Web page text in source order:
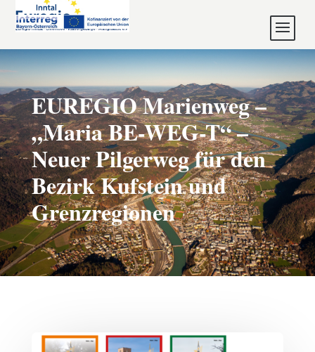
EUREGIO Marienweg –
„Maria BE-WEG-T“ –
Neuer Pilgerweg für den
Bezirk Kufstein und
Grenzregionen